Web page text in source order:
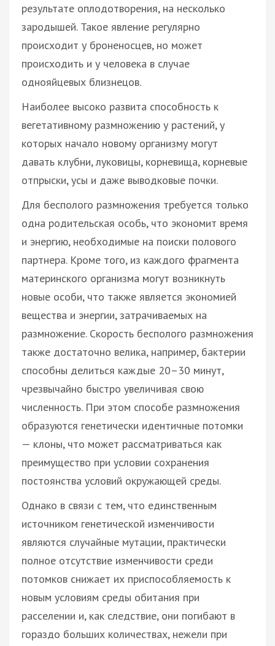
результате оплодотворения, на несколько
зародышей. Такое явление регулярно
происходит у броненосцев, но может
происходить и у человека в случае
однояйцевых близнецов.
Наиболее высоко развита способность к
вегетативному размножению у растений, у
которых начало новому организму могут
давать клубни, луковицы, корневища, корневые
отпрыски, усы и даже выводковые почки.
Для бесполого размножения требуется только
одна родительская особь, что экономит время
и энергию, необходимые на поиски полового
партнера. Кроме того, из каждого фрагмента
материнского организма могут возникнуть
новые особи, что также является экономией
вещества и энергии, затрачиваемых на
размножение. Скорость бесполого размножения
также достаточно велика, например, бактерии
способны делиться каждые 20–30 минут,
чрезвычайно быстро увеличивая свою
численность. При этом способе размножения
образуются генетически идентичные потомки
— клоны, что может рассматриваться как
преимущество при условии сохранения
постоянства условий окружающей среды.
Однако в связи с тем, что единственным
источником генетической изменчивости
являются случайные мутации, практически
полное отсутствие изменчивости среди
потомков снижает их приспособляемость к
новым условиям среды обитания при
расселении и, как следствие, они погибают в
гораздо больших количествах, нежели при